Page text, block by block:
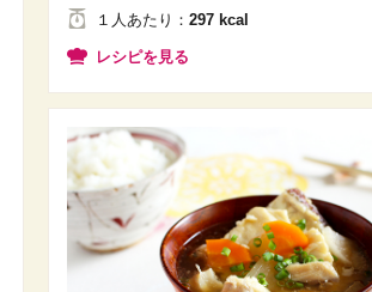
１人あたり ： 297 kcal
レシピを見る